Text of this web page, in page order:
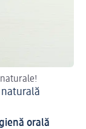
orală